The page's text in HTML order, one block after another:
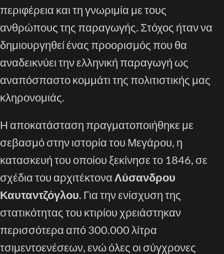
περιφέρεια και τη γνωριμία με τους
ανθρώπους της παραγωγής. Στόχος ήταν να
δημιουργηθεί ένας προορισμός που θα
αναδεικνύει την ελληνική παραγωγή ως
αναπόσπαστο κομμάτι της πολιτιστικής μας
κληρονομιάς.
Η αποκατάσταση πραγματοποιήθηκε με
σεβασμό στην ιστορία του Μεγάρου, η
κατασκευή του οποίου ξεκίνησε το 1846, σε
σχέδια του αρχιτέκτοναΛύσανδρου
Καυταντζόγλου. Για την ενίσχυση της
στατικότητας του κτιρίου χρειάστηκαν
περισσότερα από 300.000 λίτρα
τσιμεντοενέσεων, ενώ όλες οι σύγχρονες